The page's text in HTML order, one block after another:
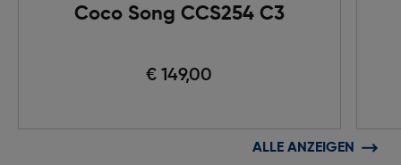
Coco Song CCS254 C3
€ 149,00
ALLE ANZEIGEN